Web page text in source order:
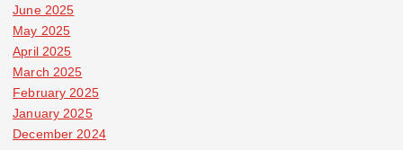
June 2025
May 2025
April 2025
March 2025
February 2025
January 2025
December 2024